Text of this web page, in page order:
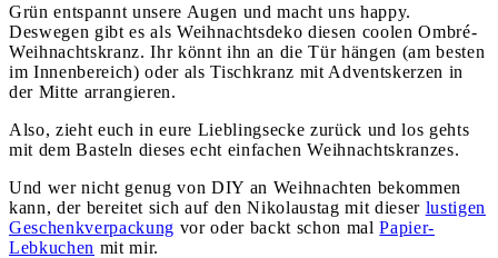
Grün entspannt unsere Augen und macht uns happy.
Deswegen gibt es als Weihnachtsdeko diesen coolen Ombré-
Weihnachtskranz. Ihr könnt ihn an die Tür hängen (am besten
im Innenbereich) oder als Tischkranz mit Adventskerzen in
der Mitte arrangieren.
Also, zieht euch in eure Lieblingsecke zurück und los gehts
mit dem Basteln dieses echt einfachen Weihnachtskranzes.
Und wer nicht genug von DIY an Weihnachten bekommen
kann, der bereitet sich auf den Nikolaustag mit dieser lustigen
Geschenkverpackung vor oder backt schon malPapier-
Lebkuchen mit mir.